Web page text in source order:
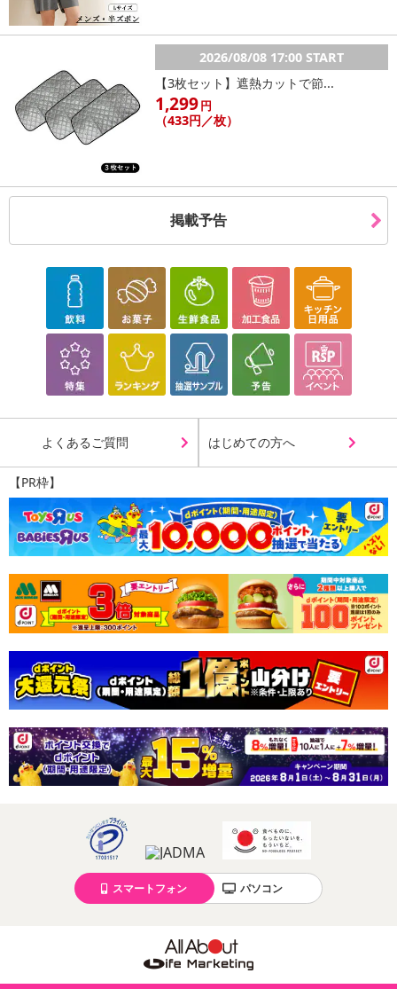
・原材料/材質/素材：赤米、黒米、緑米、発芽玄米
・お召し上がり方：
１．洗い流したお米を炊飯釜へ入れ、炊飯釜の目盛り通りに水を
加えます。
同じ分量の水を足します。
（雑穀米は洗わずにお使いいただけます）
（雑穀米の量はお好みで増減させてください）
ら炊飯を開始します。
浸水時間が短いと食感が残りやすくなり浸水時間が長いとよ
りふっくらと炊きあがります。
浸水なしでも炊飯は可能です。
炊飯タイマーをセットすると便利です。
４．炊き上がったら、切るようにしゃもじで全体を混ぜ合わせて
完成です。
・その他商品仕様：
エネルギー 353kcal
水分 14.7g
たんぱく質 7.6g
脂質 3.5g
炭水化物 72.8g
灰分 1.4g
ナトリウム 3mg
食塩相当量 0.01g
来るだけふたがついた容器で保存してください。
2026/08/08 17:00 START
【3枚セット】遮熱カットで節...
1,299円
（433円／枚）
掲載予告
よくあるご質問 はじめての方へ
【PR枠】
スマートフォン パソコン